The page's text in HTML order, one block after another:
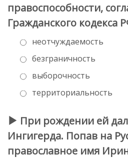
правоспособности,
Гражданского кодекса
неотчуждаемость
безграничность
выборочность
территориальность
При рождении ей
Ингигерда. Попав на
православное имя